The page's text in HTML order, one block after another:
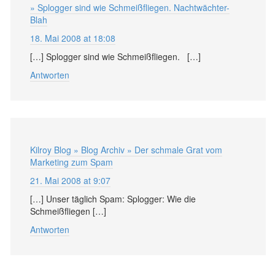
» Splogger sind wie Schmeißfliegen. Nachtwächter-
Blah
18. Mai 2008 at 18:08
[…] Splogger sind wie Schmeißfliegen. […]
Antworten
Kilroy Blog » Blog Archiv » Der schmale Grat vom
Marketing zum Spam
21. Mai 2008 at 9:07
[…] Unser täglich Spam: Splogger: Wie die
Schmeißfliegen […]
Antworten